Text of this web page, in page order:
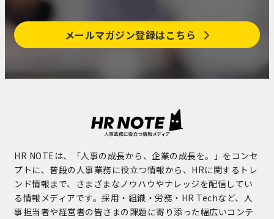
メールマガジン登録はこちら
HR NOTEは、「人事の成長から、企業の成長を。」をコンセ
プトに、普段の人事業務に役立つ情報から、HRに関するトレ
ンド情報まで、さまざまなノウハウやナレッジを配信してい
る情報メディアです。採用・組織・労務・HR Techなど、人
事担当者や経営者の皆さまの課題に寄り添った幅広いコンテ